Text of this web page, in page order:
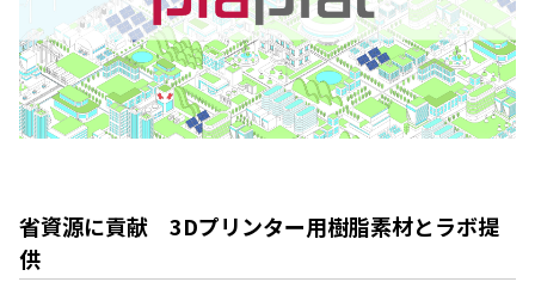
省資源に貢献 3Dプリンター用樹脂素材とラボ提
供